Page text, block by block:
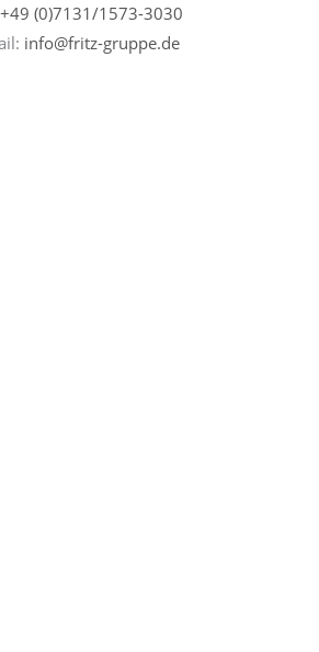
+49 (0)7131/1573-3030
info@fritz-gruppe.de